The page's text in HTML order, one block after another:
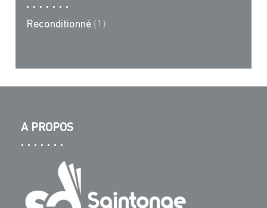
Reconditionné (1)
A PROPOS